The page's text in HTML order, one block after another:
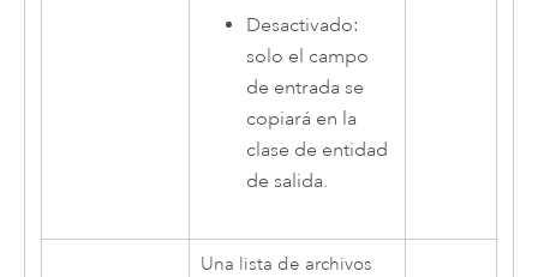
Desactivado:
solo el campo
de entrada se
copiará en la
clase de entidad
de salida.
Una lista de archivos